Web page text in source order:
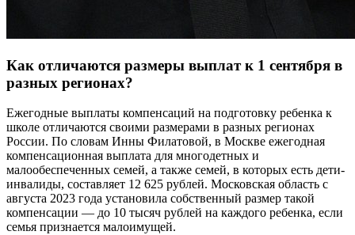
Как отличаются размеры выплат к 1 сентября в
разных регионах?
Ежегодные выплаты компенсаций на подготовку ребенка к
школе отличаются своими размерами в разных регионах
России. По словам Инны Филатовой, в Москве ежегодная
компенсационная выплата для многодетных и
малообеспеченных семей, а также семей, в которых есть дети-
инвалиды, составляет 12 625 рублей. Московская область с
августа 2023 года установила собственный размер такой
компенсации — до 10 тысяч рублей на каждого ребенка, если
семья признается малоимущей.